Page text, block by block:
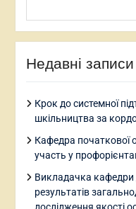
Недавні записи
Крок до системної
шкільництва за
Кафедра початкової
участь у
Викладачка кафедри
результатів